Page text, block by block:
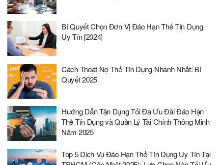
Bí Quyết Chọn Đơn Vị Đáo Hạn Thẻ Tín Dụng
Uy Tín [2024]
Cách Thoát Nợ Thẻ Tín Dụng Nhanh Nhất: Bí
Quyết 2025
Hướng Dẫn Tận Dụng Tối Đa Ưu Đãi Đáo Hạn
Thẻ Tín Dụng và Quản Lý Tài Chính Thông Minh
Năm 2025
Top 5 Dịch Vụ Đáo Hạn Thẻ Tín Dụng Uy Tín Tại